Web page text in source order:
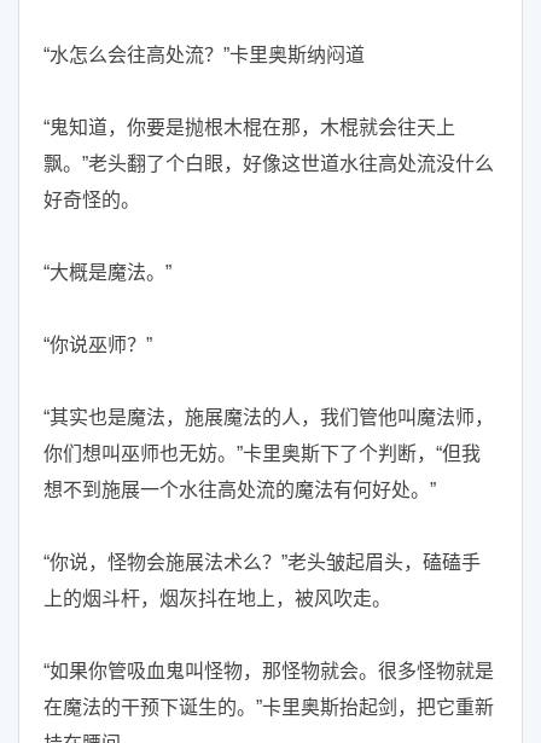
“水怎么会往高处流？”卡里奥斯纳闷道
“鬼知道，你要是抛根木棍在那，木棍就会往天上
飘。”老头翻了个白眼，好像这世道水往高处流没什么
好奇怪的。
“大概是魔法。”
“你说巫师？”
“其实也是魔法，施展魔法的人，我们管他叫魔法师，
你们想叫巫师也无妨。”卡里奥斯下了个判断，“但我
想不到施展一个水往高处流的魔法有何好处。”
“你说，怪物会施展法术么？”老头皱起眉头，磕磕手
上的烟斗杆，烟灰抖在地上，被风吹走。
“如果你管吸血鬼叫怪物，那怪物就会。很多怪物就是
在魔法的干预下诞生的。”卡里奥斯抬起剑，把它重新